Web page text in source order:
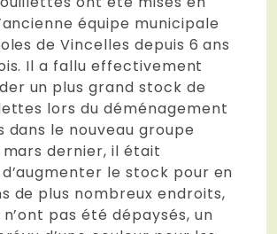
équipe municipale
de Vincelles depuis 6 ans
Il a fallu effectivement
un plus grand stock de
lors du déménagement
dans le nouveau groupe
dernier, il était
le stock pour en
de plus nombreux endroits,
pas été dépaysés, un